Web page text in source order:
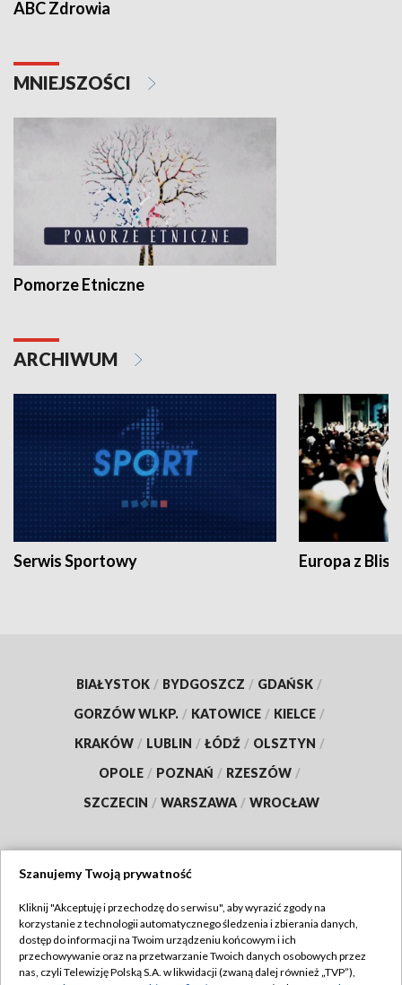
ABC Zdrowia
MNIEJSZOŚCI
Pomorze Etniczne
ARCHIWUM
Serwis Sportowy Europa z
BIAŁYSTOK / BYDGOSZCZ / GDAŃSK /
GORZÓW WLKP. / KATOWICE / KIELCE /
KRAKÓW / LUBLIN / ŁÓDŹ / OLSZTYN /
OPOLE / POZNAŃ / RZESZÓW /
SZCZECIN / WARSZAWA / WROCŁAW
TVP
Abonament TVP
Regulamin TVP
Szanujemy Twoją prywatność
Kliknij "Akceptuję i przechodzę do serwisu", aby wyrazić zgody na
korzystanie z technologii automatycznego śledzenia i zbierania danych,
dostęp do informacji na Twoim urządzeniu końcowym i ich
przechowywanie oraz na przetwarzanie Twoich danych osobowych przez
nas, czyli Telewizję Polską S.A. w likwidacji (zwaną dalej również „TVP”),